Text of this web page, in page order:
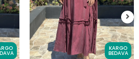
KARGO
BEDAVA